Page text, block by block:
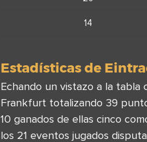
14
Estadísticas de
Echando un vistazo a la tabla
Frankfurt totalizando 39
10 ganados de ellas cinco
los 21 eventos jugados